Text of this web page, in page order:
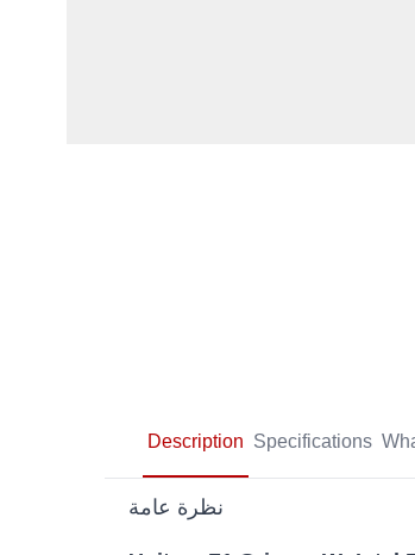
Description Specifications
نظرة عامة